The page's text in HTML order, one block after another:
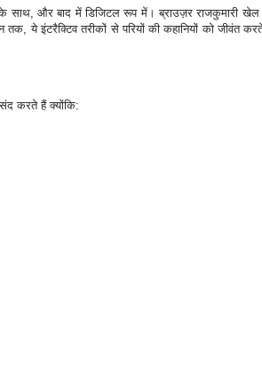
के साथ, और बाद में डिजिटल रूप में। ब्राउज़र राजकुमारी
ये इंटरैक्टिव तरीकों से परियों की कहानियों को जीवंत
करते हैं क्योंकि: